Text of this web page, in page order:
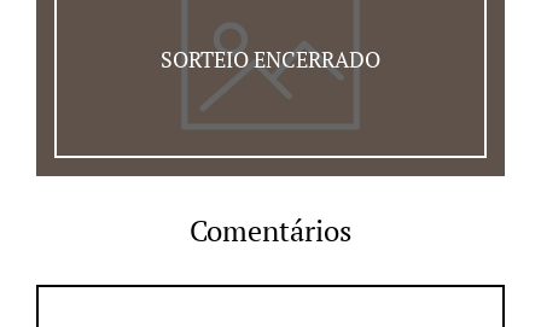
SORTEIO ENCERRADO
Comentários